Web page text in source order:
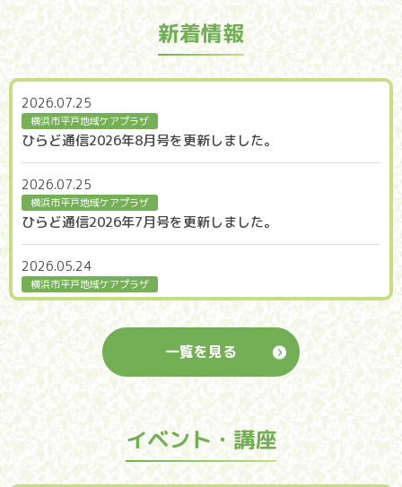
新着情報
2026.07.25
横浜市平戸地域ケアプラザ
ひらど通信2026年8月号を更新しました。
2026.07.25
横浜市平戸地域ケアプラザ
ひらど通信2026年7月号を更新しました。
2026.05.24
横浜市平戸地域ケアプラザ
ひらど通信２０２６年６月号を更新しました。
2026.05.24
横浜市平戸地域ケアプラザ
ひらど通信２０２６年５月号を更新しました。
2026.05.01
横浜市平戸地域ケアプラザ
【重要】重要事項説明書(改正)
一覧を見る
イベント・講座